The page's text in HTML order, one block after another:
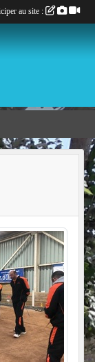
au site :